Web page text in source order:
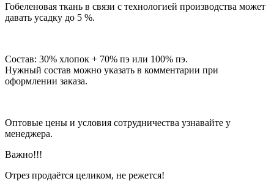
Гобеленовая ткань в связи с технологией производства может
давать усадку до 5 %.
Состав: 30% хлопок + 70% пэ или 100% пэ.
Нужный состав можно указать в комментарии при
оформлении заказа.
Оптовые цены и условия сотрудничества узнавайте у
менеджера.
Важно!!!
Отрез продаётся целиком, не режется!